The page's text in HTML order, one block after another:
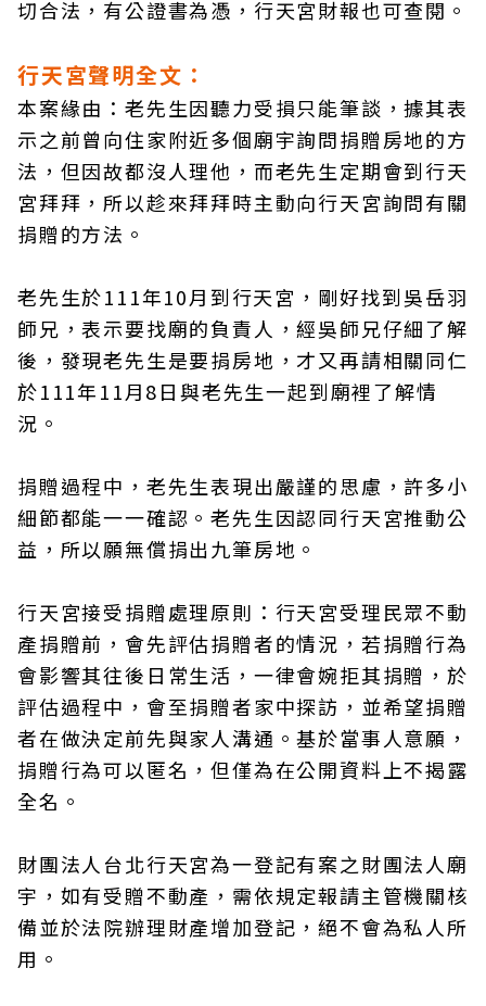
切合法，有公證書為憑，行天宮財報也可查閱。
行天宮聲明全文：
本案緣由：老先生因聽力受損只能筆談，據其表
示之前曾向住家附近多個廟宇詢問捐贈房地的方
法，但因故都沒人理他，而老先生定期會到行天
宮拜拜，所以趁來拜拜時主動向行天宮詢問有關
捐贈的方法。
老先生於111年10月到行天宮，剛好找到吳岳羽
師兄，表示要找廟的負責人，經吳師兄仔細了解
後，發現老先生是要捐房地，才又再請相關同仁
於111年11月8日與老先生一起到廟裡了解情
況。
捐贈過程中，老先生表現出嚴謹的思慮，許多小
細節都能一一確認。老先生因認同行天宮推動公
益，所以願無償捐出九筆房地。
行天宮接受捐贈處理原則：行天宮受理民眾不動
產捐贈前，會先評估捐贈者的情況，若捐贈行為
會影響其往後日常生活，一律會婉拒其捐贈，於
評估過程中，會至捐贈者家中探訪，並希望捐贈
者在做決定前先與家人溝通。基於當事人意願，
捐贈行為可以匿名，但僅為在公開資料上不揭露
全名。
財團法人台北行天宮為一登記有案之財團法人廟
宇，如有受贈不動產，需依規定報請主管機關核
備並於法院辦理財產增加登記，絕不會為私人所
用。